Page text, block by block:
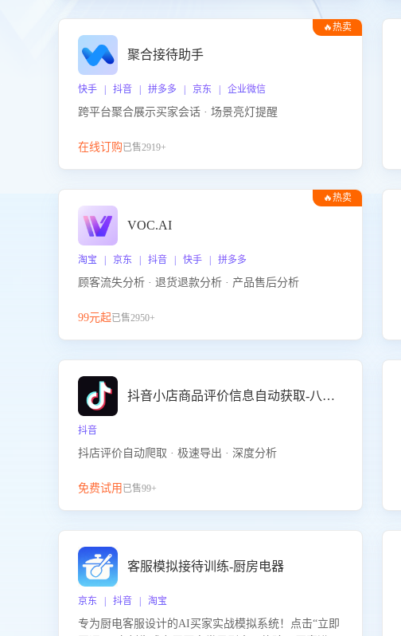
🔥热卖
聚合接待助手
快手 | 抖音 | 拼多多 | 京东 | 企业微信
跨平台聚合展示买家会话 · 场景亮灯提醒
在线订购已售2919+
🔥热卖
VOC.AI
淘宝 | 京东 | 抖音 | 快手 | 拼多多
顾客流失分析 · 退货退款分析 · 产品售后分析
99元起已售2950+
抖音小店商品评价信息自动获取-八爪鱼
抖音
抖店评价自动爬取 · 极速导出 · 深度分析
免费试用 已售99+
客服模拟接待训练-厨房电器
京东 | 抖音 | 淘宝
专为厨电客服设计的AI买家实战模拟系统！点击“立即